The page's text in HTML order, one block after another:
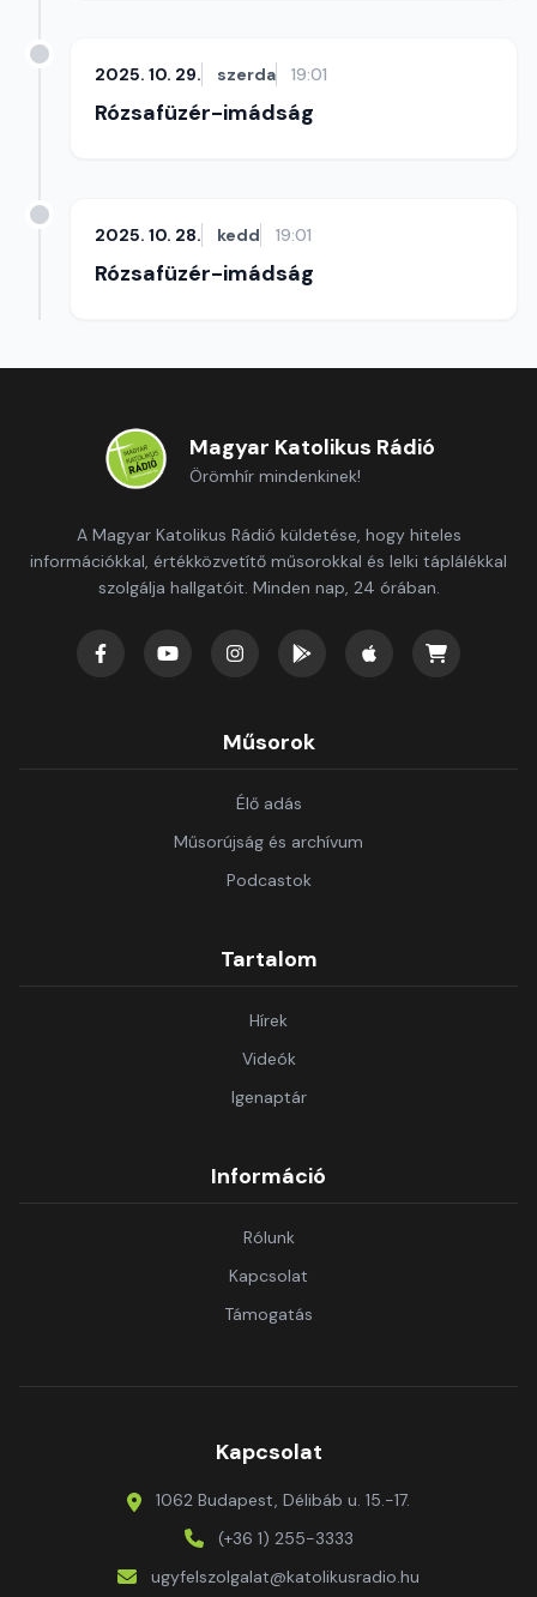
2025. 10. 29. szerda 19:01
Rózsafüzér-imádság
2025. 10. 28. kedd 19:01
Rózsafüzér-imádság
Magyar Katolikus Rádió
Örömhír mindenkinek!
A Magyar Katolikus Rádió küldetése, hogy hiteles
információkkal, értékközvetítő műsorokkal és lelki táplálékkal
szolgálja hallgatóit. Minden nap, 24 órában.
Műsorok
Élő adás
Műsorújság és archívum
Podcastok
Tartalom
Hírek
Videók
Igenaptár
Információ
Rólunk
Kapcsolat
Támogatás
Kapcsolat
1062 Budapest, Délibáb u. 15.-17.
(+36 1) 255-3333
ugyfelszolgalat@katolikusradio.hu